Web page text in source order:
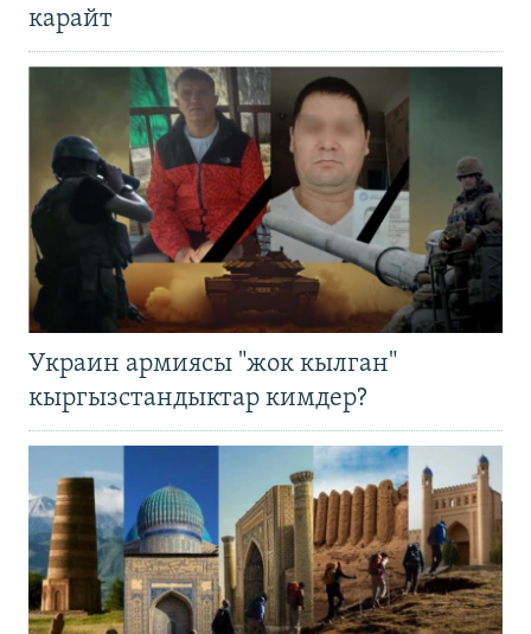
карайт
Украин армиясы "жок кылган"
кыргызстандыктар кимдер?